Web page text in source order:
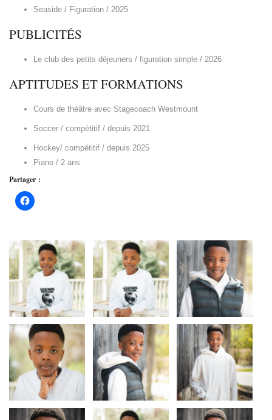
Seaside / Figuration / 2025
PUBLICITÉS
Le club des petits déjeuners / figuration simple / 2026
APTITUDES ET FORMATIONS
Cours de théâtre avec Stagecoach Westmount
Soccer / compétitif / depuis 2021
Hockey/ compétitif / depuis 2025
Piano / 2 ans
Partager :